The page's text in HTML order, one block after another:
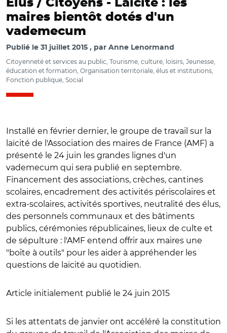
Elus / Citoyens - Laïcité : les
maires bientôt dotés d'un
vademecum
Publié le 31 juillet 2015 par Anne Lenormand
Citoyenneté et services au public, Tourisme, culture, loisirs, Jeunesse,
éducation et formation, Organisation territoriale, élus et institutions,
Fonction publique, Social
Installé en février dernier, le groupe de travail sur la
laïcité de l'Association des maires de France (AMF) a
présenté le 24 juin les grandes lignes d'un
vademecum qui sera publié en septembre.
Financement des associations, crèches, cantines
scolaires, encadrement des activités périscolaires et
extra-scolaires, activités sportives, neutralité des élus,
des personnels communaux et des bâtiments
publics, cérémonies républicaines, lieux de culte et
de sépulture : l'AMF entend offrir aux maires une
"boîte à outils" pour les aider à appréhender les
questions de laïcité au quotidien.
Article initialement publié le 24 juin 2015
Si les attentats de janvier ont accéléré la constitution